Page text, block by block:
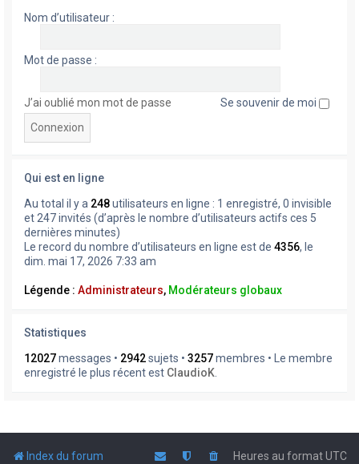
Nom d’utilisateur :
Mot de passe :
J’ai oublié mon mot de passe Se souvenir de moi
Qui est en ligne
Au total il y a 248utilisateurs en ligne : 1 enregistré, 0 invisible
et 247 invités (d’après le nombre d’utilisateurs actifs ces 5
dernières minutes)
Le record du nombre d’utilisateurs en ligne est de 4356, le
dim. mai 17, 2026 7:33 am
Légende : Administrateurs, Modérateurs globaux
Statistiques
12027messages • 2942sujets • 3257membres • Le membre
enregistré le plus récent est ClaudioK
Index du forum Heures au formatUTC